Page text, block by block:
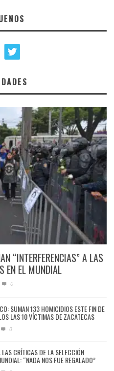
“INTERFERENCIAS” A LAS
EN EL MUNDIAL
0
SUMAN 133 HOMICIDIOS ESTE FIN DE
LAS 10 VÍCTIMAS DE ZACATECAS
0
LAS CRÍTICAS DE LA SELECCIÓN
“NADA NOS FUE REGALADO”